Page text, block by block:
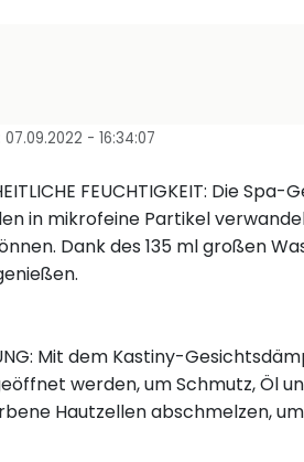
- 16:34:07
FEUCHTIGKEIT: Die
in mikrofeine Partikel
Dank des 135 ml großen
Mit dem Kastiny-
werden, um Schmutz, Öl
Hautzellen abschmelzen,